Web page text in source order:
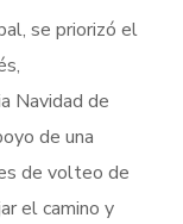
se priorizó el
Navidad de
de una
de volteo de
el camino y